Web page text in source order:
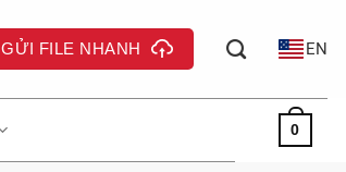
GỬI FILE NHANH EN
0